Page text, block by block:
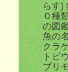
らす)
０種
の図
魚の
クラ
トビ
ブリ